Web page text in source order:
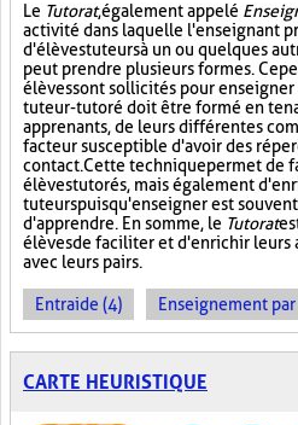
Le Tutorat, également appelé
activité dans laquelle l'enseignant
d'élèves tuteurs à un ou quelques
peut prendre plusieurs formes.
élèves sont sollicités pour
tuteur-tutoré doit être formé en
apprenants, de leurs différentes
facteur susceptible d'avoir des
contact. Cette technique permet de
élèves tutorés, mais également
tuteurs puisqu'enseigner est
d'apprendre. En somme, le Tutorat
élèves de faciliter et d'enrichir leurs
avec leurs pairs.
Entraide (4) Enseignement
CARTE HEURISTIQUE